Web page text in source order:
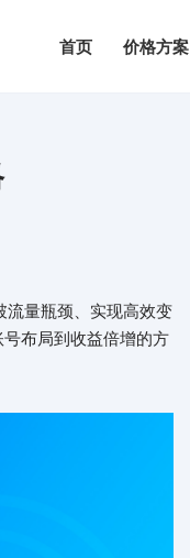
首页 价格方案
流量瓶颈、实现高效变
布局到收益倍增的方